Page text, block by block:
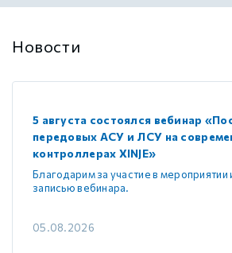
Новости
5 августа состоялся вебинар
передовых АСУ и ЛСУ на
контроллерах XINJE»
Благодарим за участие в мероприятии
записью вебинара.
05.08.2026